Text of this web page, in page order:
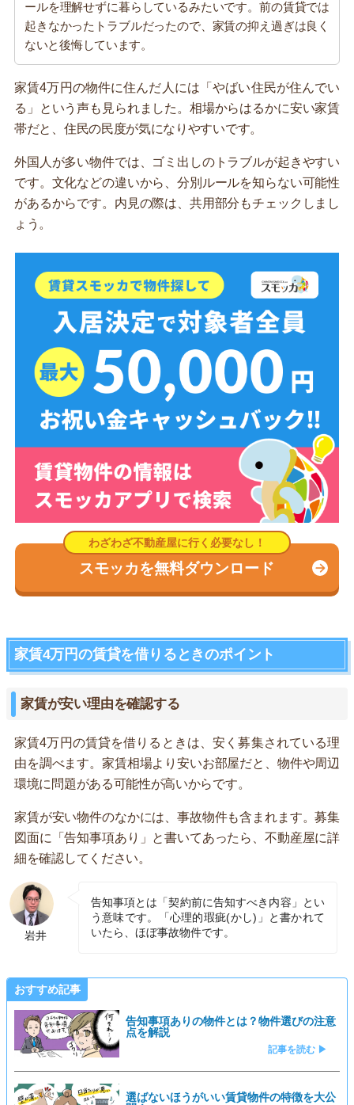
ールを理解せずに暮らしているみたいです。前の賃貸では
起きなかったトラブルだったので、家賃の抑え過ぎは良く
ないと後悔しています。
家賃4万円の物件に住んだ人には「やばい住民が住んでい
る」という声も見られました。相場からはるかに安い家賃
帯だと、住民の民度が気になりやすいです。
外国人が多い物件では、ゴミ出しのトラブルが起きやすい
です。文化などの違いから、分別ルールを知らない可能性
があるからです。内見の際は、共用部分もチェックしまし
ょう。
スモッカを無料ダウンロード
家賃4万円の賃貸を借りるときのポイント
家賃が安い理由を確認する
家賃4万円の賃貸を借りるときは、安く募集されている理
由を調べます。家賃相場より安いお部屋だと、物件や周辺
環境に問題がある可能性が高いからです。
家賃が安い物件のなかには、事故物件も含まれます。募集
図面に「告知事項あり」と書いてあったら、不動産屋に詳
細を確認してください。
岩井
告知事項とは「契約前に告知すべき内容」とい
う意味です。「心理的瑕疵(かし)」と書かれて
いたら、ほぼ事故物件です。
おすすめ記事
告知事項ありの物件とは？物件選びの注意
点を解説
記事を読む ▶
選ばないほうがいい賃貸物件の特徴を大公